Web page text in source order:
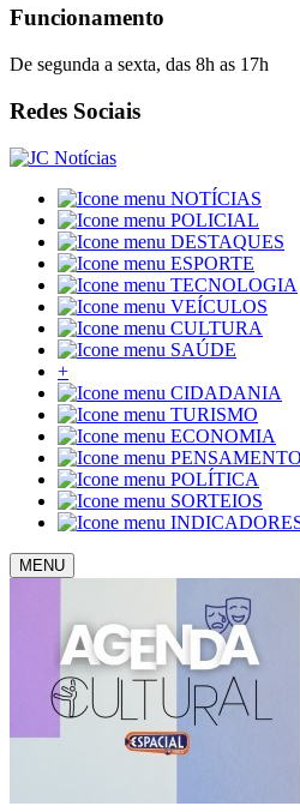
Funcionamento
De segunda a sexta, das 8h as 17h
Redes Sociais
NOTÍCIAS
POLICIAL
DESTAQUES
ESPORTE
TECNOLOGIA
VEÍCULOS
CULTURA
SAÚDE
+
CIDADANIA
TURISMO
ECONOMIA
POLÍTICA
SORTEIOS
MENU